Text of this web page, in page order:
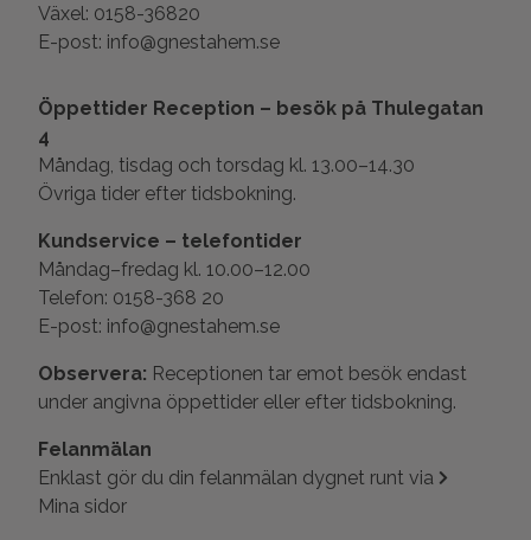
Växel: 0158-36820
E-post: info@gnestahem.se
Öppettider Reception – besök på Thulegatan
4
Måndag, tisdag och torsdag kl. 13.00–14.30
Övriga tider efter tidsbokning.
Kundservice – telefontider
Måndag–fredag kl. 10.00–12.00
Telefon: 0158-368 20
E-post: info@gnestahem.se
Observera: Receptionen tar emot besök endast
under angivna öppettider eller efter tidsbokning.
Felanmälan
Enklast gör du din felanmälan dygnet runt via
Mina sidor